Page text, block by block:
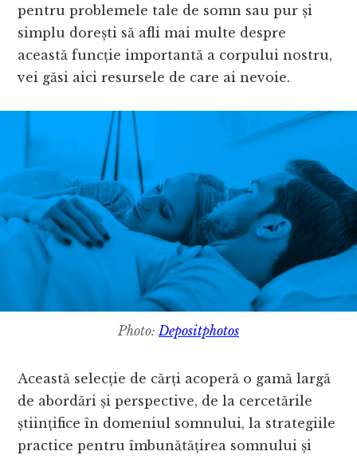
pentru problemele tale de somn sau pur și
simplu dorești să afli mai multe despre
această funcție importantă a corpului nostru,
vei găsi aici resursele de care ai nevoie.
Photo:Depositphotos
Această selecție de cărți acoperă o gamă largă
de abordări și perspective, de la cercetările
științifice în domeniul somnului, la strategiile
practice pentru îmbunătățirea somnului și